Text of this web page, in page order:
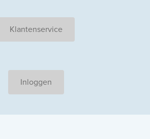
Klantenservice
Inloggen